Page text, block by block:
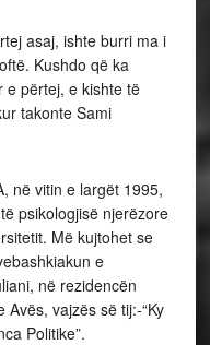
asaj, ishte burri ma i
Kushdo që ka
e përtej, e kishte të
takonte Sami
në vitin e largët 1995,
psikologjisë njerëzore
Më kujtohet se
e
në rezidencën
vajzës së tij:-“Ky
Politike”.